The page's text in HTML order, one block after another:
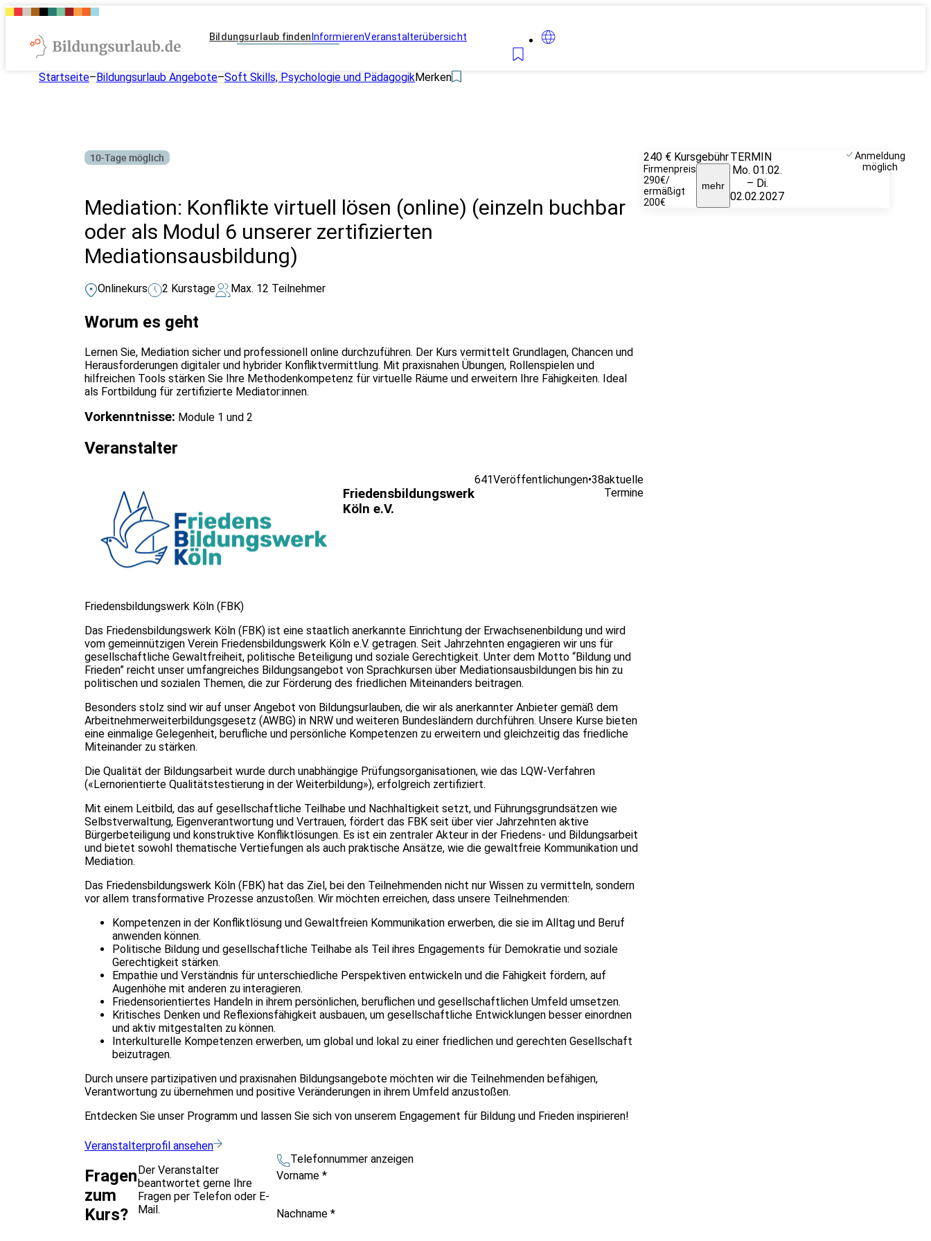
Bildungsurlaub finden InformierenVeranstalterübersicht
Startseite–Bildungsurlaub Angebote–Soft Skills, Psychologie und PädagogikMerken
10-Tage möglich
Mediation: Konflikte virtuell lösen (online) (einzeln buchbar
oder als Modul 6 unserer zertifizierten
Mediationsausbildung)
Onlinekurs 2 Kurstage Max. 12 Teilnehmer
Worum es geht
Lernen Sie, Mediation sicher und professionell online durchzuführen. Der Kurs vermittelt Grundlagen, Chancen und
Herausforderungen digitaler und hybrider Konfliktvermittlung. Mit praxisnahen Übungen, Rollenspielen und
hilfreichen Tools stärken Sie Ihre Methodenkompetenz für virtuelle Räume und erweitern Ihre Fähigkeiten. Ideal
als Fortbildung für zertifizierte Mediator:innen.
Vorkenntnisse: Module 1 und 2
Veranstalter
Friedensbildungswerk
Köln e.V.
641Veröffentlichungen•38aktuelle
Termine
Friedensbildungswerk Köln (FBK)
Das Friedensbildungswerk Köln (FBK) ist eine staatlich anerkannte Einrichtung der Erwachsenenbildung und wird
vom gemeinnützigen Verein Friedensbildungswerk Köln e.V. getragen. Seit Jahrzehnten engagieren wir uns für
gesellschaftliche Gewaltfreiheit, politische Beteiligung und soziale Gerechtigkeit. Unter dem Motto “Bildung und
Frieden” reicht unser umfangreiches Bildungsangebot von Sprachkursen über Mediationsausbildungen bis hin zu
politischen und sozialen Themen, die zur Förderung des friedlichen Miteinanders beitragen.
Besonders stolz sind wir auf unser Angebot von Bildungsurlauben, die wir als anerkannter Anbieter gemäß dem
Arbeitnehmerweiterbildungsgesetz (AWBG) in NRW und weiteren Bundesländern durchführen. Unsere Kurse bieten
eine einmalige Gelegenheit, berufliche und persönliche Kompetenzen zu erweitern und gleichzeitig das friedliche
Miteinander zu stärken.
Die Qualität der Bildungsarbeit wurde durch unabhängige Prüfungsorganisationen, wie das LQW-Verfahren
(«Lernorientierte Qualitätstestierung in der Weiterbildung»), erfolgreich zertifiziert.
Mit einem Leitbild, das auf gesellschaftliche Teilhabe und Nachhaltigkeit setzt, und Führungsgrundsätzen wie
Selbstverwaltung, Eigenverantwortung und Vertrauen, fördert das FBK seit über vier Jahrzehnten aktive
Bürgerbeteiligung und konstruktive Konfliktlösungen. Es ist ein zentraler Akteur in der Friedens- und Bildungsarbeit
und bietet sowohl thematische Vertiefungen als auch praktische Ansätze, wie die gewaltfreie Kommunikation und
Mediation.
Das Friedensbildungswerk Köln (FBK) hat das Ziel, bei den Teilnehmenden nicht nur Wissen zu vermitteln, sondern
vor allem transformative Prozesse anzustoßen. Wir möchten erreichen, dass unsere Teilnehmenden:
Kompetenzen in der Konfliktlösung und Gewaltfreien Kommunikation erwerben, die sie im Alltag und Beruf
anwenden können.
Politische Bildung und gesellschaftliche Teilhabe als Teil ihres Engagements für Demokratie und soziale
Gerechtigkeit stärken.
Empathie und Verständnis für unterschiedliche Perspektiven entwickeln und die Fähigkeit fördern, auf
Augenhöhe mit anderen zu interagieren.
Friedensorientiertes Handeln in ihrem persönlichen, beruflichen und gesellschaftlichen Umfeld umsetzen.
Kritisches Denken und Reflexionsfähigkeit ausbauen, um gesellschaftliche Entwicklungen besser einordnen
und aktiv mitgestalten zu können.
Interkulturelle Kompetenzen erwerben, um global und lokal zu einer friedlichen und gerechten Gesellschaft
beizutragen.
Durch unsere partizipativen und praxisnahen Bildungsangebote möchten wir die Teilnehmenden befähigen,
Verantwortung zu übernehmen und positive Veränderungen in ihrem Umfeld anzustoßen.
Entdecken Sie unser Programm und lassen Sie sich von unserem Engagement für Bildung und Frieden inspirieren!
Veranstalterprofil ansehen
Fragen
zum
Kurs?
Der Veranstalter
beantwortet gerne Ihre
Fragen per Telefon oder E-
Mail.
Telefonnummer anzeigen
Vorname *
Nachname *
240 € Kursgebühr
Firmenpreis
290€/
ermäßigt
200€
mehr
TERMIN
Mo. 01.02.
– Di.
02.02.2027
Anmeldung
möglich